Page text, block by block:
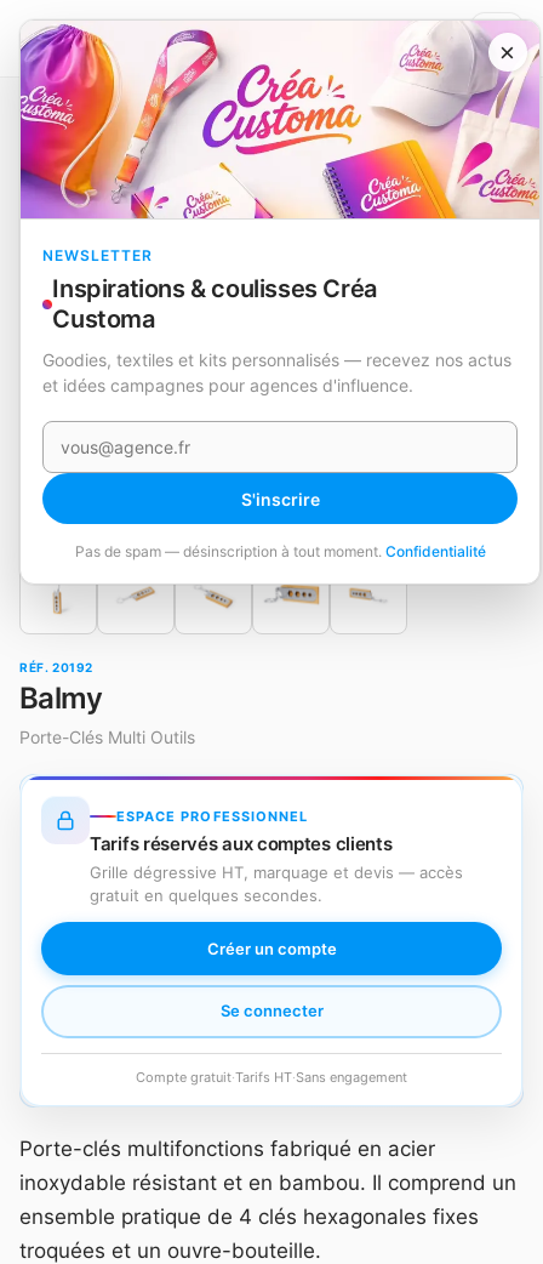
×
NEWSLETTER
Inspirations & coulisses Créa
Customa
Goodies, textiles et kits personnalisés — recevez nos actus
et idées campagnes pour agences d'influence.
Votre e-mail
S'inscrire
Pas de spam — désinscription à tout moment. Confidentialité
Catalogue Loisirs et divertissement Porte-Clés Multi Outils Balmy
EN STOCK
RÉF. 20192
Balmy
Porte-Clés Multi Outils
ESPACE PROFESSIONNEL
Tarifs réservés aux comptes clients
Grille dégressive HT, marquage et devis — accès
gratuit en quelques secondes.
Créer un compte
Se connecter
Compte gratuit·Tarifs HT·Sans engagement
Porte-clés multifonctions fabriqué en acier
inoxydable résistant et en bambou. Il comprend un
ensemble pratique de 4 clés hexagonales fixes
troquées et un ouvre-bouteille.